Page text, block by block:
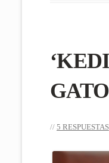
5 RESPUESTAS